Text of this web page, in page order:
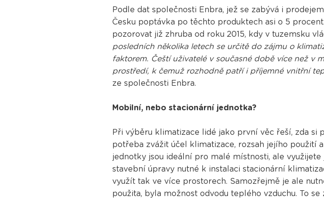
Podle dat společnosti Enbra, jež se zabývá i
Česku poptávka po těchto produktech asi o 5
pozorovat již zhruba od roku 2015, kdy v tuzemsku
posledních několika letech se určitě do zájmu o
faktorem. Čeští uživatelé v současné době více než
prostředí, k čemuž rozhodně patří i příjemné vnitřní
ze společnosti Enbra.
Mobilní, nebo stacionární jednotka?
Při výběru klimatizace lidé jako první věc řeší, zda
potřeba zvážit účel klimatizace, rozsah jejího použití
jednotky jsou ideální pro malé místnosti, ale
stavební úpravy nutné k instalaci stacionární
využít tak ve více prostorech. Samozřejmě je ale
použita, byla možnost odvodu teplého vzduchu. To